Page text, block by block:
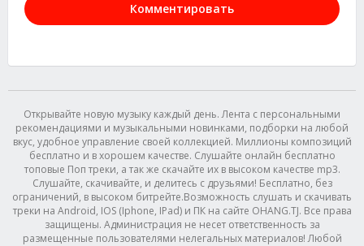
Комментировать
Открывайте новую музыку каждый день. Лента с персональными
рекомендациями и музыкальными новинками, подборки на любой
вкус, удобное управление своей коллекцией. Миллионы композиций
бесплатно и в хорошем качестве. Слушайте онлайн бесплатно
топовые Поп треки, а так же скачайте их в высоком качестве mp3.
Слушайте, скачивайте, и делитесь с друзьями! Бесплатно, без
ограничений, в высоком битрейте.Возможность слушать и скачивать
треки на Android, IOS (Iphone, IPad) и ПК на сайте OHANG.TJ. Все права
защищены. Администрация не несет ответственность за
размещенные пользователями нелегальных материалов! Любой